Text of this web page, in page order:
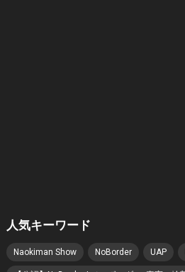
人気キーワード
Naokiman Show NoBorder UAP